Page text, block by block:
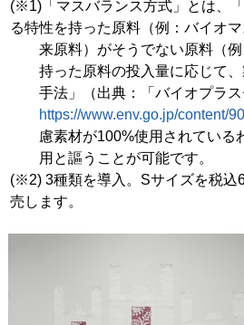
(※1)「マスバランス方式」とは、
る特性を持った原料（例：バイオ
来原料）がそうでない原料（
持った原料の投入量に応じて
手法」（出典：「バイオプラ
https://www.env.go.jp/content/
慮素材が100%使用されている
用と謳うことが可能です。
(※2) 3種類を導入。Sサイズを税込
売します。